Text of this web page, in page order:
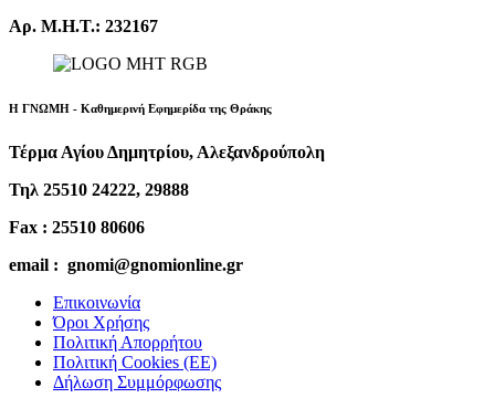
Αρ. Μ.Η.Τ.: 232167
Η ΓΝΩΜΗ - Καθημερινή Εφημερίδα της Θράκης
Τέρμα Αγίου Δημητρίου, Αλεξανδρούπολη
Τηλ 25510 24222, 29888
Fax : 25510 80606
email : gnomi@gnomionline.gr
Επικοινωνία
Όροι Χρήσης
Πολιτική Απορρήτου
Πολιτική Cookies (ΕΕ)
Δήλωση Συμμόρφωσης